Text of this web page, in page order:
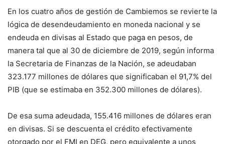
En los cuatro años de gestión de Cambiemos se revierte la
lógica de desendeudamiento en moneda nacional y se
endeuda en divisas al Estado que paga en pesos, de
manera tal que al 30 de diciembre de 2019, según informa
la Secretaria de Finanzas de la Nación, se adeudaban
323.177 millones de dólares que significaban el 91,7% del
PIB (que se estimaba en 352.300 millones de dólares).
De esa suma adeudada, 155.416 millones de dólares eran
en divisas. Si se descuenta el crédito efectivamente
otorgado por el FMI en DEG, pero equivalente a unos